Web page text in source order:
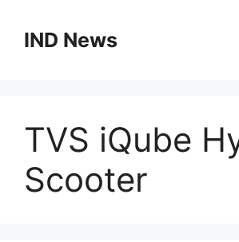
contentIND News
TVS iQube
Scooter